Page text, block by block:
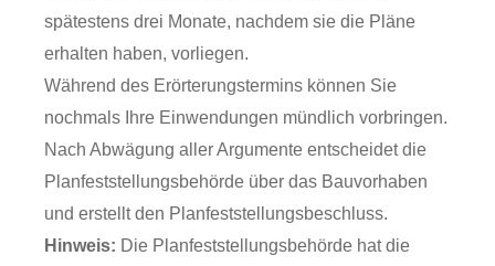
spätestens drei Monate, nachdem sie die Pläne
erhalten haben, vorliegen.
Während des Erörterungstermins können Sie
nochmals Ihre Einwendungen mündlich vorbringen.
Nach Abwägung aller Argumente entscheidet die
Planfeststellungsbehörde über das Bauvorhaben
und erstellt den Planfeststellungsbeschluss.
Hinweis: Die Planfeststellungsbehörde hat die